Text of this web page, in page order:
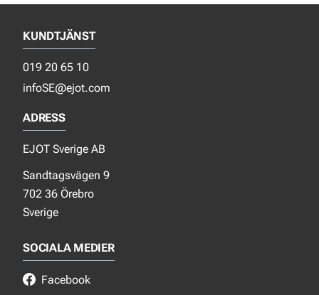
KUNDTJÄNST
019 20 65 10
infoSE@ejot.com
ADRESS
EJOT Sverige AB
Sandtagsvägen 9
702 36 Örebro
Sverige
SOCIALA MEDIER
Facebook